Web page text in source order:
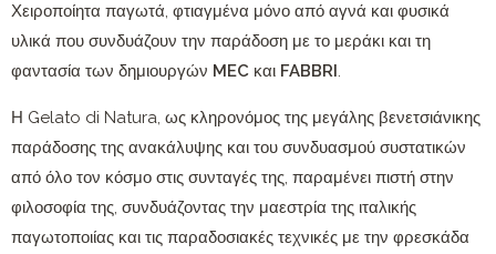
Χειροποίητα παγωτά, φτιαγμένα μόνο από αγνά και φυσικά
υλικά που συνδυάζουν την παράδοση με το μεράκι και τη
φαντασία των δημιουργών MEC και FABBRI.
Η Gelato di Natura, ως κληρονόμος της μεγάλης βενετσιάνικης
παράδοσης της ανακάλυψης και του συνδυασμού συστατικών
από όλο τον κόσμο στις συνταγές της, παραμένει πιστή στην
φιλοσοφία της, συνδυάζοντας την μαεστρία της ιταλικής
παγωτοποιίας και τις παραδοσιακές τεχνικές με την φρεσκάδα